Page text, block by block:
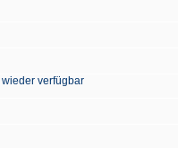
verfügbar